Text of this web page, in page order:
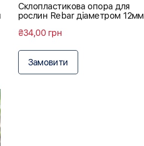
Склопластикова опора для
рослин Rebar діаметром 12мм
₴34,00 грн
Замовити